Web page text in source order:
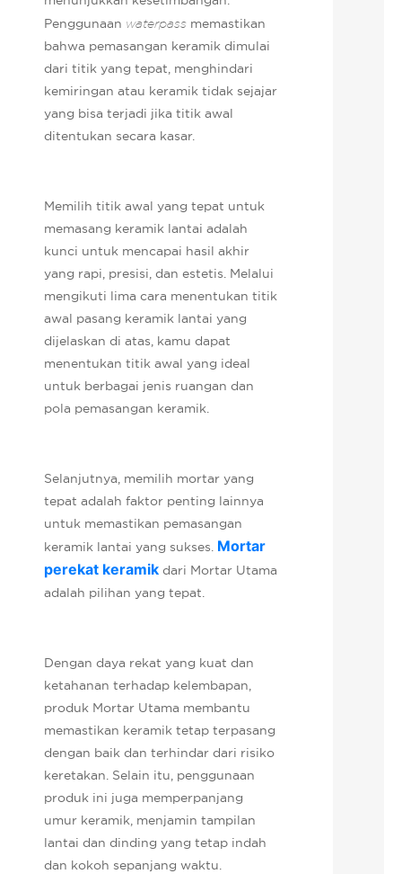
Penggunaan waterpass memastikan
bahwa pemasangan keramik dimulai
dari titik yang tepat, menghindari
kemiringan atau keramik tidak sejajar
yang bisa terjadi jika titik awal
ditentukan secara kasar.
Memilih titik awal yang tepat untuk
memasang keramik lantai adalah
kunci untuk mencapai hasil akhir
yang rapi, presisi, dan estetis. Melalui
mengikuti lima cara menentukan titik
awal pasang keramik lantai yang
dijelaskan di atas, kamu dapat
menentukan titik awal yang ideal
untuk berbagai jenis ruangan dan
pola pemasangan keramik.
Selanjutnya, memilih mortar yang
tepat adalah faktor penting lainnya
untuk memastikan pemasangan
keramik lantai yang sukses. Mortar
perekat keramik dari Mortar Utama
adalah pilihan yang tepat.
Dengan daya rekat yang kuat dan
ketahanan terhadap kelembapan,
produk Mortar Utama membantu
memastikan keramik tetap terpasang
dengan baik dan terhindar dari risiko
keretakan. Selain itu, penggunaan
produk ini juga memperpanjang
umur keramik, menjamin tampilan
lantai dan dinding yang tetap indah
dan kokoh sepanjang waktu.